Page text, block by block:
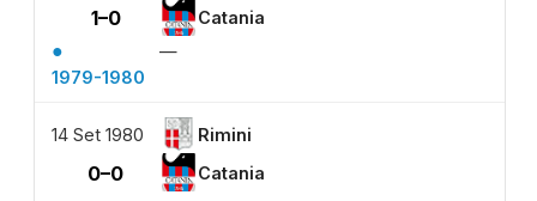
1–0 Catania
●
—
1979-1980
14 Set 1980 Rimini
0–0 Catania